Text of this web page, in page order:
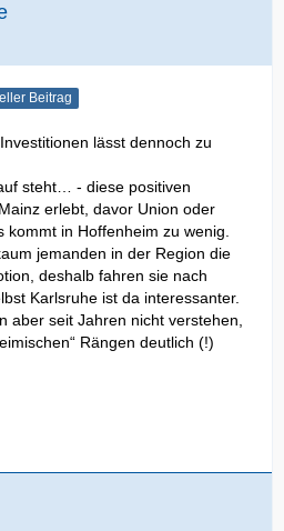
Beitrag
lässt dennoch zu
steht… - diese positiven
erlebt, davor Union oder
kommt in Hoffenheim zu wenig.
jemanden in der Region die
deshalb fahren sie nach
Karlsruhe ist da interessanter.
aber seit Jahren nicht verstehen,
Rängen deutlich (!)